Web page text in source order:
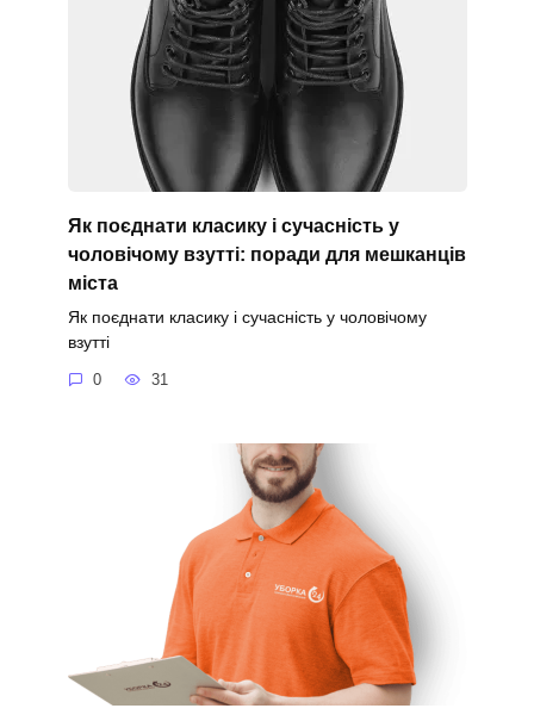
Як поєднати класику і сучасність у
чоловічому взутті: поради для мешканців
міста
Як поєднати класику і сучасність у чоловічому
взутті
0 31